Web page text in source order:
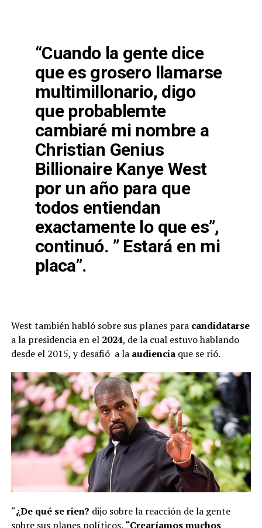
“Cuando la gente dice
que es grosero llamarse
multimillonario, digo
que probablemte
cambiaré mi nombre a
Christian Genius
Billionaire Kanye West
por un año para que
todos entiendan
exactamente lo que es”,
continuó. ” Estará en mi
placa”.
West también habló sobre sus planes para candidatarse
a la presidencia en el 2024, de la cual estuvo hablando
desde el 2015, y desafió a la audienciaque se rió.
“¿De qué se rien? dijo sobre la reacción de la gente
sobre sus planes políticos. “Crearíamos muchos